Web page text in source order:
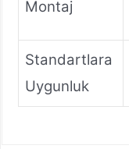
Montaj
Standartlara
Uygunluk